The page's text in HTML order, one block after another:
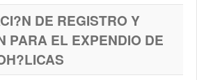
DE REGISTRO Y
PARA EL EXPENDIO DE